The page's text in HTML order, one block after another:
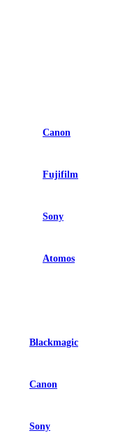
Canon
Fujifilm
Sony
Atomos
Blackmagic
Canon
Sony